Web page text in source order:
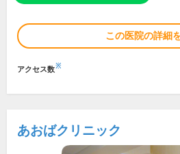
この医院の詳細
アクセス数※
あおばクリニック